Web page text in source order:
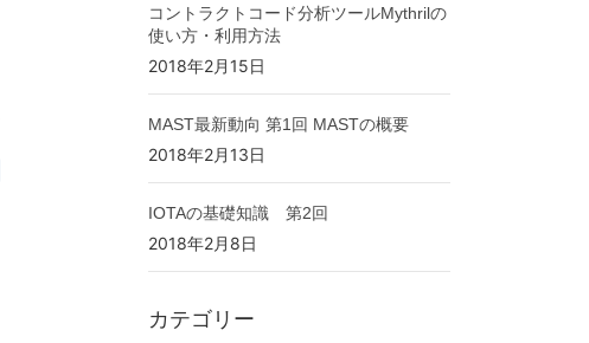
コントラクトコード分析ツールMythrilの
使い方・利用方法
2018年2月15日
MAST最新動向 第1回 MASTの概要
2018年2月13日
IOTAの基礎知識 第2回
2018年2月8日
カテゴリー